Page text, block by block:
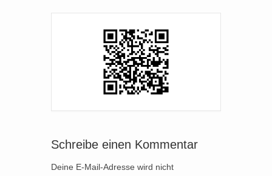
Schreibe einen Kommentar
Deine E-Mail-Adresse wird nicht